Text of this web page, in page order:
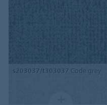
s203037/t303037 Code grey